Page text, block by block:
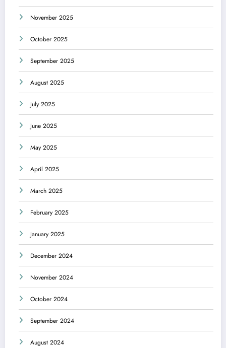
November 2025
October 2025
September 2025
August 2025
July 2025
June 2025
May 2025
April 2025
March 2025
February 2025
January 2025
December 2024
November 2024
October 2024
September 2024
August 2024